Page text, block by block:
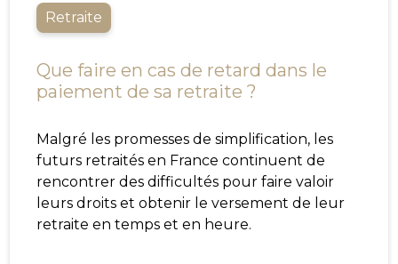
Retraite
Que faire en cas de retard dans le
paiement de sa retraite ?
Malgré les promesses de simplification, les
futurs retraités en France continuent de
rencontrer des difficultés pour faire valoir
leurs droits et obtenir le versement de leur
retraite en temps et en heure.